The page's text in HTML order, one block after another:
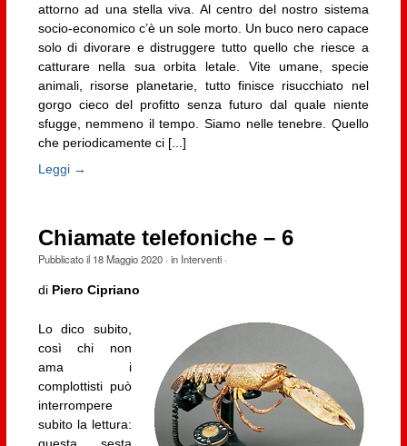
attorno ad una stella viva. Al centro del nostro sistema
socio-economico c’è un sole morto. Un buco nero capace
solo di divorare e distruggere tutto quello che riesce a
catturare nella sua orbita letale. Vite umane, specie
animali, risorse planetarie, tutto finisce risucchiato nel
gorgo cieco del profitto senza futuro dal quale niente
sfugge, nemmeno il tempo. Siamo nelle tenebre. Quello
che periodicamente ci [...]
Leggi →
Chiamate telefoniche – 6
Pubblicato il 18 Maggio 2020· in Interventi·
di Piero Cipriano
Lo dico subito,
così chi non
ama i
complottisti può
interrompere
subito la lettura: